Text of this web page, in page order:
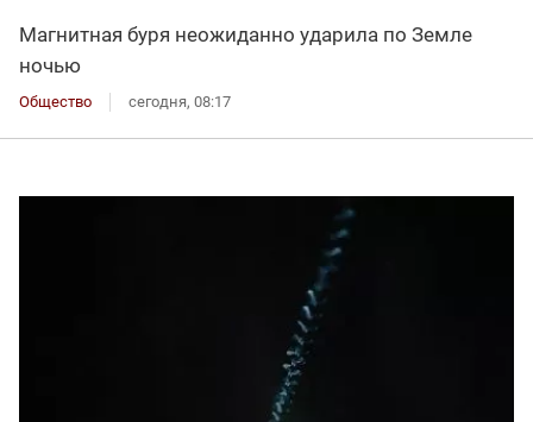
Магнитная буря неожиданно ударила по Земле
ночью
Общество сегодня, 08:17